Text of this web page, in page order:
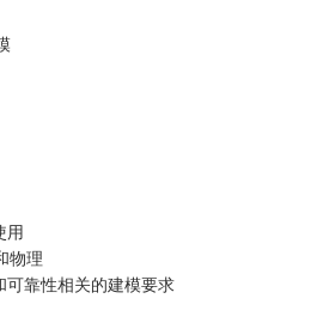
用
物理
靠性相关的建模要求